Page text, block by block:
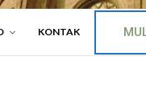
KONTAK